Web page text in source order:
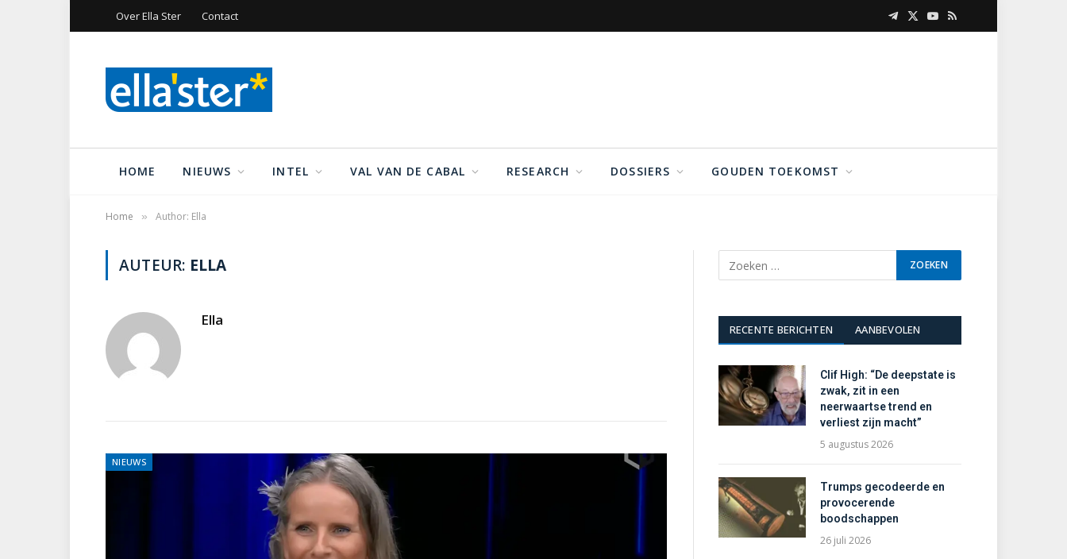
Over Ella Ster Contact Telegram
X
YouTube
RSS
HOME NIEUWS INTEL VAL VAN DE CABAL RESEARCH DOSSIERS GOUDEN TOEKOMST
Home » Author: Ella
AUTEUR: ELLA
Ella
NIEUWS
RECENTE BERICHTEN AANBEVOLEN
Clif High: “De deepstate is
zwak, zit in een
neerwaartse trend en
verliest zijn macht”
5 augustus 2026
Trumps gecodeerde en
provocerende
boodschappen
26 juli 2026